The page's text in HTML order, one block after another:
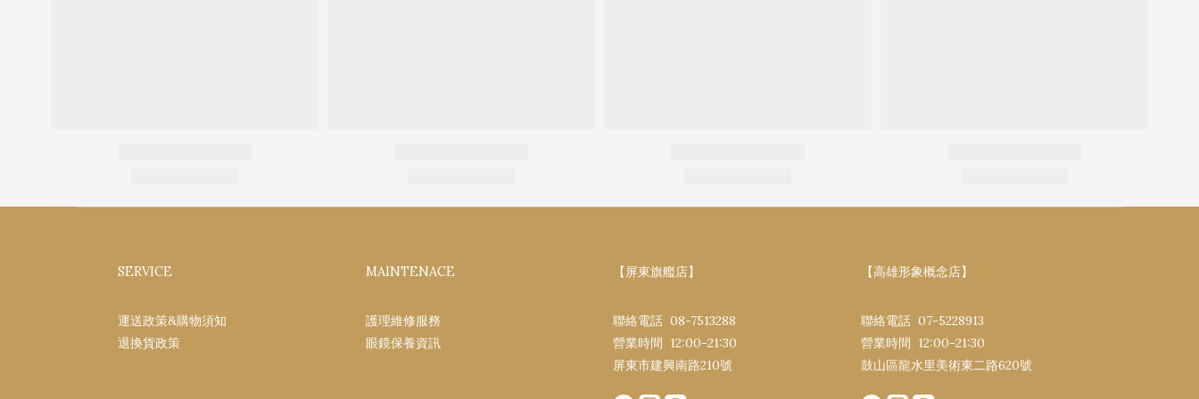
SERVICE
運送政策&購物須知
退換貨政策
MAINTENACE
護理維修服務
眼鏡保養資訊
【屏東旗艦店】
聯絡電話 08-7513288
營業時間 12:00-21:30​
屏東市建興南路​210號
【高雄形象概念店】
聯絡電話 07-5228913
營業時間 12:00-21:30​
鼓山區龍水里美術東二路620號